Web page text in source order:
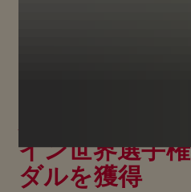
パーニュ&スパ
イン世界選手
ダルを獲得